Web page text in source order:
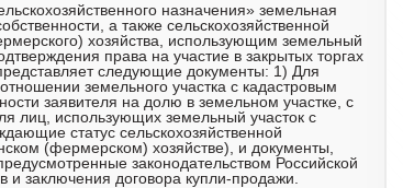
назначения» земельная
а также сельскохозяйственной
хозяйства, использующим земельный
права на участие в закрытых торгах
следующие документы: 1) Для
земельного участка с кадастровым
заявителя на долю в земельном участке, с
лиц, использующих земельный участок с
статус сельскохозяйственной
(фермерском) хозяйстве), и документы,
законодательством Российской
заключения договора купли-продажи.